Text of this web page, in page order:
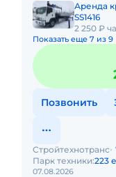
Аренда
SS1416
2 250 ₽
Показать еще 7 из 9
Позвонить
07.08.2026
Стройтехнотранс
Парк техники:223